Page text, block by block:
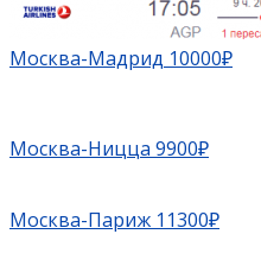
Москва-Мадрид 10000₽
Москва-Ницца 9900₽
Москва-Париж 11300₽